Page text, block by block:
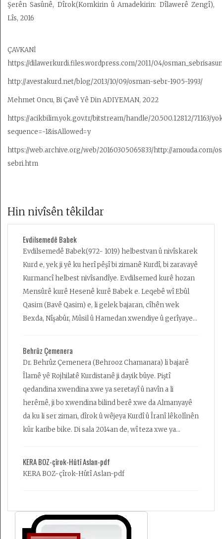
Şerên Sasûnê, Dîrok(Komkirin û Amadekirin: Dîlawerê Zengî),
Lîs, 2016
ÇAVKANİ
https://dilawerkurdi.files.wordpress.com/2011/04/
http://avestakurd.net/blog/2013/10/09/osman-sebr-1905-1993/
Mehmet Oncu, Bi Çavê Yê Din ADIYEMAN, 2022
https://acikbilim.yok.gov.tr/bitstream/handle/20.500.12812/71163/
sequence=-1&isAllowed=y
https://web.archive.org/web/20160305065833/http://amouda.com/
sebri.htm
Hin nivîsên têkildar
Evdilsemedê Babek
Evdilsemedê Babek(972- 1019) helbestvan û nivîskarek
Kurd e, yek ji yê ku herî pêşî bi zimanê Kurdî, bi zaravayê
Kurmancî helbest nivîsandîye. Evdilsemed kurê hozan
Mensûrê kurê Hesenê kurê Babek e. Leqebê wî Ebûl
Qasim (Bavê Qasim) e, li gelek bajaran, cîhên wek
Bexda, Nîşabûr, Mûsil û Hamedan xwendiye û gerîyaye...
Behrûz Çemenera
Dr. Behrûz Çemenera (Behrooz Chamanara) li bajarê
Îlamê yê Rojhilatê Kurdistanê ji dayik bûye. Piştî
qedandina xwendina xwe ya seretayî û navîn a li
herêmê, ji bo xwendina bilind berê xwe da Almanyayê
da ku li ser ziman, dîrok û wêjeya Kurdî û Îranî lêkolînên
kûr karibe bike. Di sala 2014an de, wî teza xwe ya
Religious and Literary Implications) ji Enstîtuya
KERA BOZ-çîrok-Hûtî Aslan-pdf
KERA BOZ-çîrok-Hûtî Aslan-pdf